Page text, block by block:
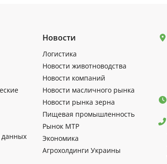
данных
Новости
Логистика
Новости животноводства
Новости компаний
Новости масличного рынка
Новости рынка зерна
Пищевая промышленность
Рынок МТР
Экономика
Агрохолдинги Украины